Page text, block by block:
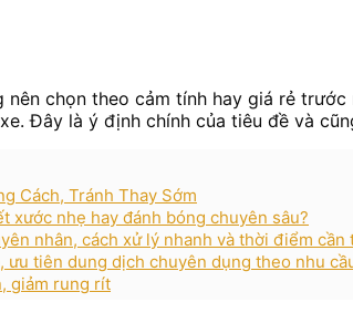
chọn theo cảm tính hay giá rẻ
Đây là ý định chính của tiêu đề và
Cách, Tránh Thay Sớm
xước nhẹ hay đánh bóng chuyên sâu?
nhân, cách xử lý nhanh và thời điểm cần
tiên dung dịch chuyên dụng theo nhu
giảm rung rít